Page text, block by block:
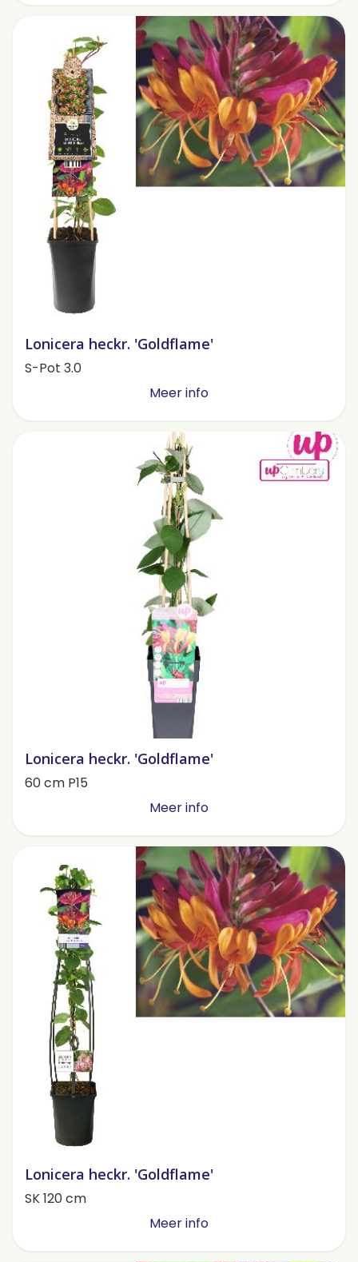
Lonicera heckr. 'Goldflame'
S-Pot 3.0
Meer info
Lonicera heckr. 'Goldflame'
60 cm P15
Meer info
Lonicera heckr. 'Goldflame'
SK 120 cm
Meer info